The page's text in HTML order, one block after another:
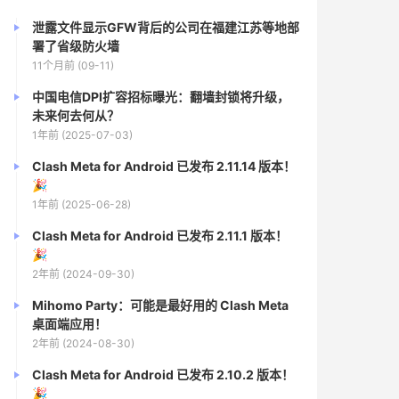
泄露文件显示GFW背后的公司在福建江苏等地部
署了省级防火墙
11个月前 (09-11)
中国电信DPI扩容招标曝光：翻墙封锁将升级，
未来何去何从？
1年前 (2025-07-03)
Clash Meta for Android 已发布 2.11.14 版本！
🎉
1年前 (2025-06-28)
Clash Meta for Android 已发布 2.11.1 版本！
🎉
2年前 (2024-09-30)
Mihomo Party：可能是最好用的 Clash Meta
桌面端应用！
2年前 (2024-08-30)
Clash Meta for Android 已发布 2.10.2 版本！
🎉